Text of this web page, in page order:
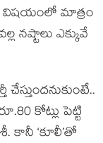
విషయంలో మాత్రం
నష్టాలు ఎక్కువే
కోట్లు పెట్టి
కానీ ‘కూలీ’తో